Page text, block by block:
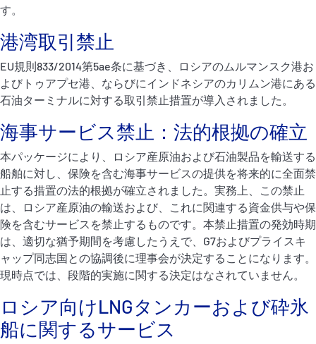
す。
港湾取引禁止
EU規則833/2014第5ae条に基づき、ロシアのムルマンスク港お
よびトゥアプセ港、ならびにインドネシアのカリムン港にある
石油ターミナルに対する取引禁止措置が導入されました。
海事サービス禁止：法的根拠の確立
本パッケージにより、ロシア産原油および石油製品を輸送する
船舶に対し、保険を含む海事サービスの提供を将来的に全面禁
止する措置の法的根拠が確立されました。実務上、この禁止
は、ロシア産原油の輸送および、これに関連する資金供与や保
険を含むサービスを禁止するものです。本禁止措置の発効時期
は、適切な猶予期間を考慮したうえで、G7およびプライスキ
ャップ同志国との協調後に理事会が決定することになります。
現時点では、段階的実施に関する決定はなされていません。
ロシア向けLNGタンカーおよび砕氷
船に関するサービス